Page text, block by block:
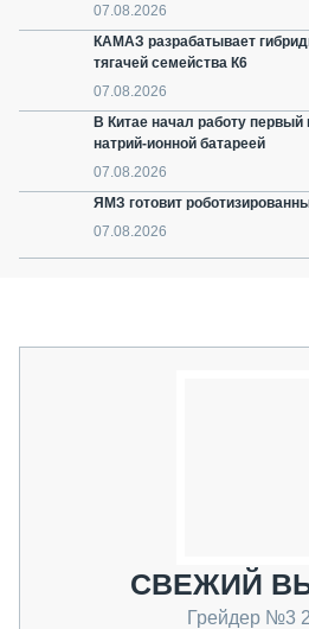
07.08.2026
КАМАЗ разрабатывает
тягачей семейства К6
07.08.2026
В Китае начал работу
натрий-ионной батареей
07.08.2026
ЯМЗ готовит
07.08.2026
СВЕЖИЙ
Грейдер №3